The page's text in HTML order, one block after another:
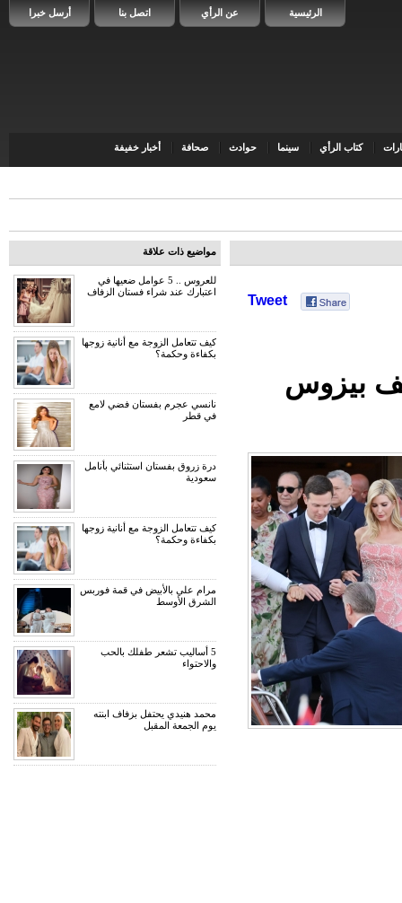
أرسل خبرا اتصل بنا عن الرأي الرئيسية
كتاب الرأي سينما حوادث صحافة أخبار خفيفة
Tweet
بيزوس
مواضيع ذات علاقة
للعروس .. 5 عوامل ضعيها في
اعتبارك عند شراء فستان الزفاف
كيف تتعامل الزوجة مع أنانية زوجها
بكفاءة وحكمة؟
نانسي عجرم بفستان فضي لامع
في قطر
درة زروق بفستان استثنائي بأنامل
سعودية
كيف تتعامل الزوجة مع أنانية زوجها
بكفاءة وحكمة؟
مرام علي بالأبيض في قمة فوربس
الشرق الأوسط
5 أساليب تشعر طفلك بالحب
والاحتواء
محمد هنيدي يحتفل بزفاف ابنته
يوم الجمعة المقبل